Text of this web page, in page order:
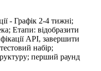
- Графік 2-4 тижні;
Етапи: відобразити
API, завершити
набір;
перший раунд